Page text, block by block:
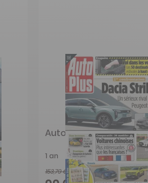
Auto Plus
1 an
153,79 €
-36%